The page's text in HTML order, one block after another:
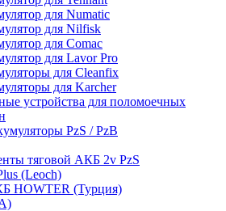
для Numatic
для Nilfisk
для Comac
для Lavor Pro
для Cleanfix
для Karcher
устройства для поломоечных
PzS / PzB
тяговой АКБ 2v PzS
(Leoch)
HOWTER (Турция)